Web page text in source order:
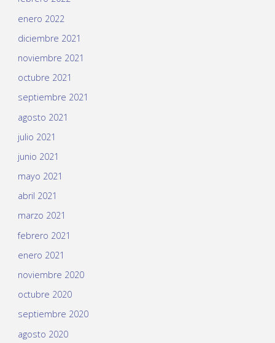
enero 2022
diciembre 2021
noviembre 2021
octubre 2021
septiembre 2021
agosto 2021
julio 2021
junio 2021
mayo 2021
abril 2021
marzo 2021
febrero 2021
enero 2021
noviembre 2020
octubre 2020
septiembre 2020
agosto 2020